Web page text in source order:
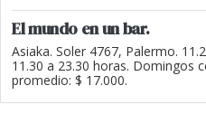
El mundo en un bar.
Asiaka. Soler 4767, Palermo.
11.30 a 23.30 horas. Domingos
promedio: $ 17.000.